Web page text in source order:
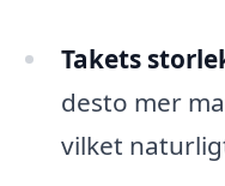
Takets
desto mer
vilket